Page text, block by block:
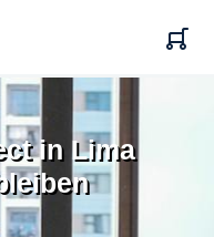
in Lima